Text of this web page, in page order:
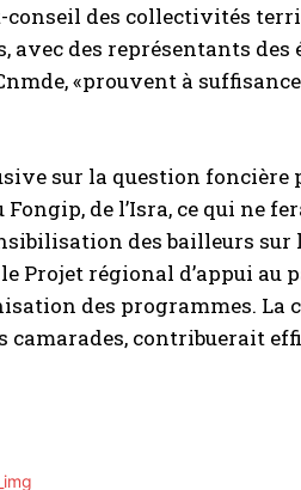
des collectivités
des représentants des
«prouvent à
sur la question foncière
de l’Isra, ce qui ne
des bailleurs sur
Projet régional d’appui au
des programmes.
camarades, contribuerait